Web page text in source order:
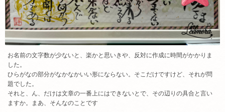
お名前の文字数が少ないと、楽かと思いきや、反対に作成に時間がかかりま
した。
ひらがなの部分がなかなかいい形にならない。そこだけですけど、それが問
題でした。
それと、ん、だけは文章の一番上にはできないとで、その辺りの具合と言い
ますか。まあ、そんなのことです